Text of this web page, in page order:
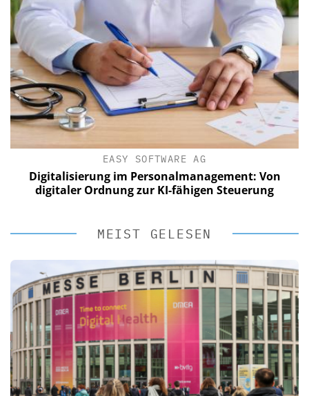
EASY SOFTWARE AG
Digitalisierung im Personalmanagement: Von
digitaler Ordnung zur KI-fähigen Steuerung
MEIST GELESEN